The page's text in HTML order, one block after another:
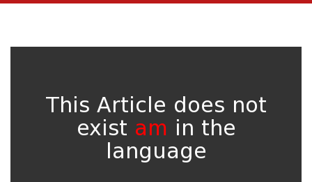
This Article does not
exist am in the
language